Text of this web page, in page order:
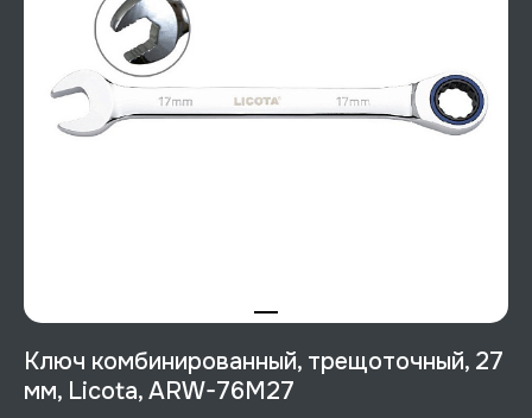
Ключ комбинированный, трещоточный, 27
мм, Licota, ARW-76M27